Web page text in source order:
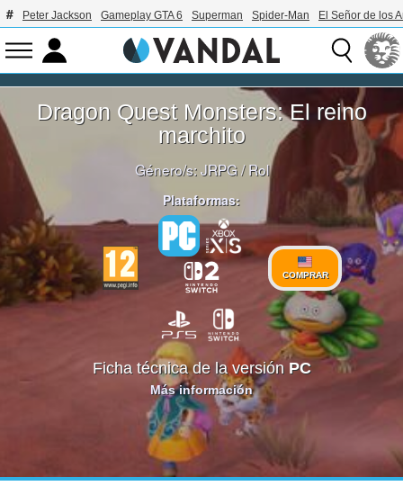
Peter Jackson Gameplay GTA 6 Superman Spider-Man El Señor de los
Dragon Quest Monsters: El reino
marchito
Género/s:JRPG/Rol
Plataformas:
COMPRAR
Ficha técnica de la versión PC
Más información